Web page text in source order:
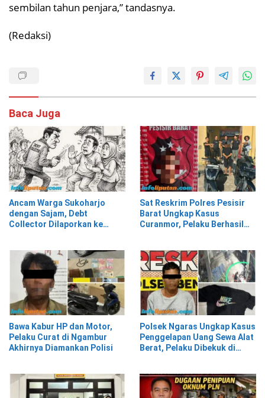
sembilan tahun penjara,” tandasnya.
(Redaksi)
Baca Juga
Ancam Warga Sukoharjo
dengan Sajam, Debt
Collector Dilaporkan ke
Sat Reskrim Polres Pesisir
Barat Ungkap Kasus
Curanmor, Pelaku Berhasil
Bawa Kabur HP dan Motor,
Pelaku Curat di Ngambur
Akhirnya Diamankan Polisi
Polsek Ngaras Ungkap Kasus
Penggelapan Uang Sewa Alat
Berat, Pelaku Dibekuk di